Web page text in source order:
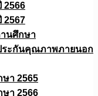
2566
2567
นศึกษา
ระกันคุณภาพภายนอก
ษา 2565
ษา 2566